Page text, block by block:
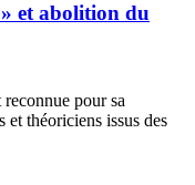
» et abolition du
reconnue pour sa
et théoriciens issus des